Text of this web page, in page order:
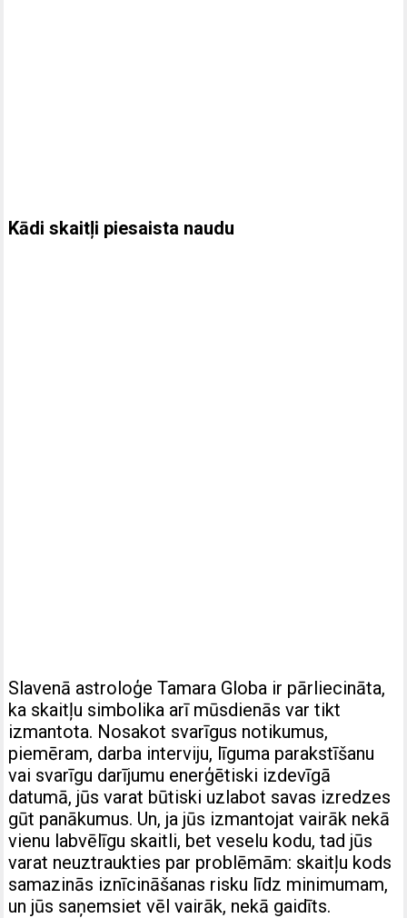
Kādi skaitļi piesaista naudu
Slavenā astroloģe Tamara Globa ir pārliecināta,
ka skaitļu simbolika arī mūsdienās var tikt
izmantota. Nosakot svarīgus notikumus,
piemēram, darba interviju, līguma parakstīšanu
vai svarīgu darījumu enerģētiski izdevīgā
datumā, jūs varat būtiski uzlabot savas izredzes
gūt panākumus. Un, ja jūs izmantojat vairāk nekā
vienu labvēlīgu skaitli, bet veselu kodu, tad jūs
varat neuztraukties par problēmām: skaitļu kods
samazinās iznīcināšanas risku līdz minimumam,
un jūs saņemsiet vēl vairāk, nekā gaidīts.